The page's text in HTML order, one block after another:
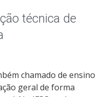
técnica de
chamado de ensino
geral de forma